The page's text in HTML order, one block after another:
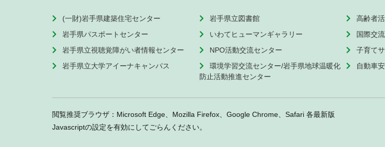
(一財)岩手県建築住宅センター
岩手県パスポートセンター
岩手県立視聴覚障がい者情報センター
岩手県立大学アイーナキャンパス
岩手県立図書館
いわてヒューマンギャラリー
NPO活動交流センター
環境学習交流センター/岩手県地球温暖化
防止活動推進センター
高齢者
国際交
子育て
自動車
閲覧推奨ブラウザ：Microsoft Edge、Mozilla Firefox、Google Chrome、Safari 各最新版
Javascriptの設定を有効にしてごらんください。